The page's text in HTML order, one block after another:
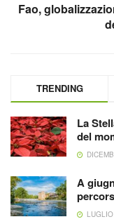
Fao,
TRENDING
La
del
A